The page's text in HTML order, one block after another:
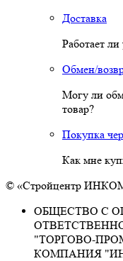
Доставка
Работает ли
Обмен/
Могу ли
товар?
Покупка
Как мне
© «Стройцентр
ОБЩЕСТВО С
"ТОРГОВО-
КОМПАНИЯ